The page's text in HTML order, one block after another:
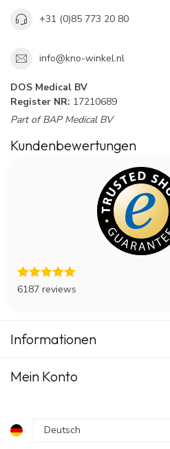
+31 (0)85 773 20 80
info@kno-winkel.nl
DOS Medical BV
Register NR: 17210689
Part of BAP Medical BV
Kundenbewertungen
6187 reviews
Informationen
Mein Konto